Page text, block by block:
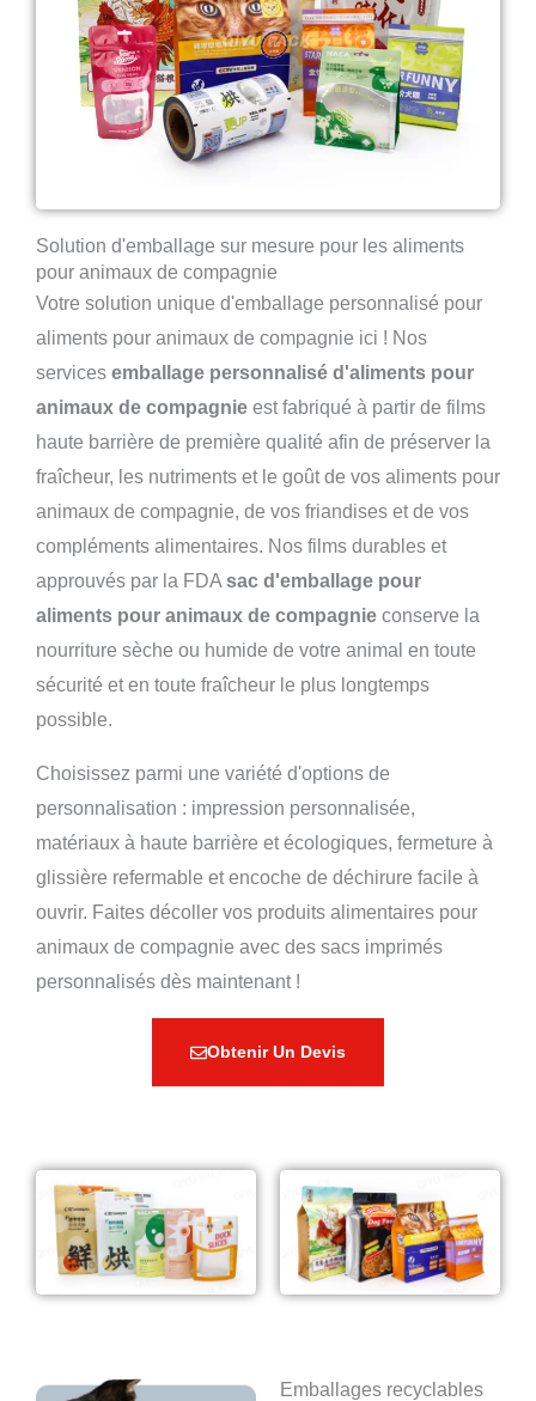
Solution d'emballage sur mesure pour les aliments
pour animaux de compagnie
Votre solution unique d'emballage personnalisé pour
aliments pour animaux de compagnie ici ! Nos
services emballage personnalisé d'aliments pour
animaux de compagnie est fabriqué à partir de films
haute barrière de première qualité afin de préserver la
fraîcheur, les nutriments et le goût de vos aliments pour
animaux de compagnie, de vos friandises et de vos
compléments alimentaires. Nos films durables et
approuvés par la FDA sac d'emballage pour
aliments pour animaux de compagnie conserve la
nourriture sèche ou humide de votre animal en toute
sécurité et en toute fraîcheur le plus longtemps
possible.
Choisissez parmi une variété d'options de
personnalisation : impression personnalisée,
matériaux à haute barrière et écologiques, fermeture à
glissière refermable et encoche de déchirure facile à
ouvrir. Faites décoller vos produits alimentaires pour
animaux de compagnie avec des sacs imprimés
personnalisés dès maintenant !
Obtenir Un Devis
Emballages recyclables